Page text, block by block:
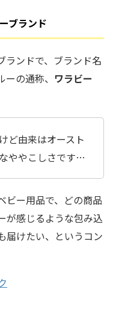
ブランド
ランドで、ブランド名
の通称、 ワラビー
ど由来はオースト
ややこしさです…
ビー用品で、どの商品
が感じるような包み込
届けたい、というコン